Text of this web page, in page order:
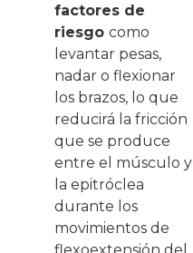
factores de
riesgo como
levantar pesas,
nadar o flexionar
los brazos, lo que
reducirá la fricción
que se produce
entre el músculo y
la epitróclea
durante los
movimientos de